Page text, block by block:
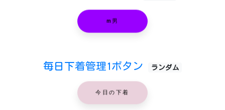
m男
毎日下着管理1ボタン ランダム
今日の下着